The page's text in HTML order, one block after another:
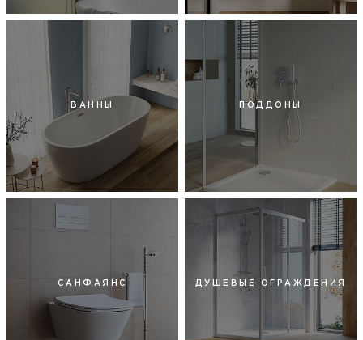
ВАННЫ ПОДДОНЫ
САНФАЯНС ДУШЕВЫЕ ОГРАЖДЕНИЯ